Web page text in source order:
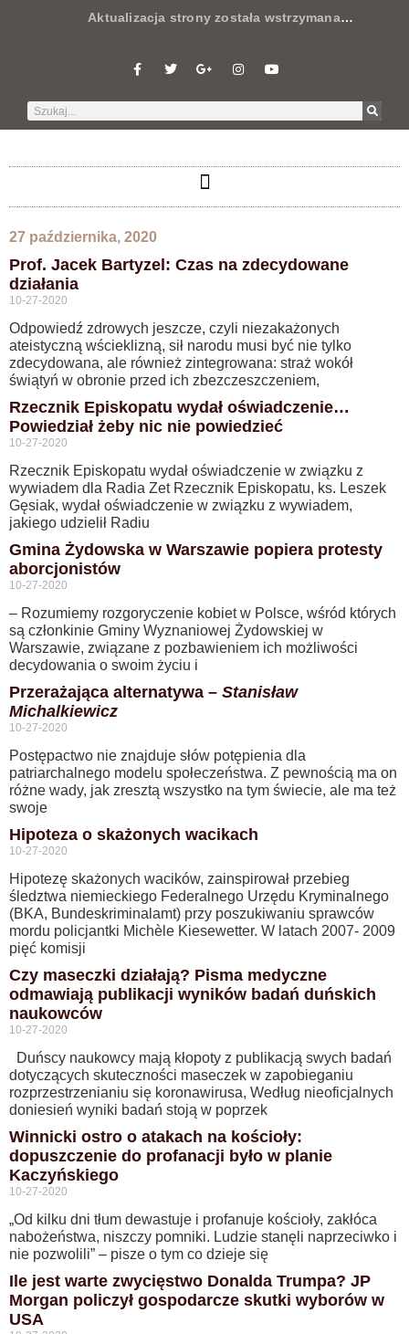
Aktualizacja strony została wstrzymana…
27 października, 2020
Prof. Jacek Bartyzel: Czas na zdecydowane
działania
10-27-2020
Odpowiedź zdrowych jeszcze, czyli niezakażonych
ateistyczną wścieklizną, sił narodu musi być nie tylko
zdecydowana, ale również zintegrowana: straż wokół
świątyń w obronie przed ich zbezczeszczeniem,
Rzecznik Episkopatu wydał oświadczenie…
Powiedział żeby nic nie powiedzieć
10-27-2020
Rzecznik Episkopatu wydał oświadczenie w związku z
wywiadem dla Radia Zet Rzecznik Episkopatu, ks. Leszek
Gęsiak, wydał oświadczenie w związku z wywiadem,
jakiego udzielił Radiu
Gmina Żydowska w Warszawie popiera protesty
aborcjonistów
10-27-2020
– Rozumiemy rozgoryczenie kobiet w Polsce, wśród których
są członkinie Gminy Wyznaniowej Żydowskiej w
Warszawie, związane z pozbawieniem ich możliwości
decydowania o swoim życiu i
Przerażająca alternatywa – Stanisław
Michalkiewicz
10-27-2020
Postępactwo nie znajduje słów potępienia dla
patriarchalnego modelu społeczeństwa. Z pewnością ma on
różne wady, jak zresztą wszystko na tym świecie, ale ma też
swoje
Hipoteza o skażonych wacikach
10-27-2020
Hipotezę skażonych wacików, zainspirował przebieg
śledztwa niemieckiego Federalnego Urzędu Kryminalnego
(BKA, Bundeskriminalamt) przy poszukiwaniu sprawców
mordu policjantki Michèle Kiesewetter. W latach 2007- 2009
pięć komisji
Czy maseczki działają? Pisma medyczne
odmawiają publikacji wyników badań duńskich
naukowców
10-27-2020
Duńscy naukowcy mają kłopoty z publikacją swych badań
dotyczących skuteczności maseczek w zapobieganiu
rozprzestrzenianiu się koronawirusa, Według nieoficjalnych
doniesień wyniki badań stoją w poprzek
Winnicki ostro o atakach na kościoły:
dopuszczenie do profanacji było w planie
Kaczyńskiego
10-27-2020
„Od kilku dni tłum dewastuje i profanuje kościoły, zakłóca
nabożeństwa, niszczy pomniki. Ludzie stanęli naprzeciwko i
nie pozwolili” – pisze o tym co dzieje się
Ile jest warte zwycięstwo Donalda Trumpa? JP
Morgan policzył gospodarcze skutki wyborów w
USA